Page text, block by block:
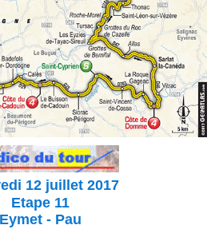
12 juillet 2017
Etape 11
Eymet - Pau